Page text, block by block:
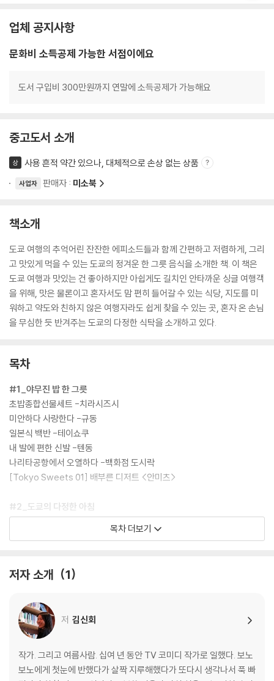
업체 공지사항
문화비 소득공제 가능한 서점이에요
도서 구입비 300만원까지 연말에 소득공제가 가능해요
중고도서 소개
상 사용 흔적 약간 있으나, 대체적으로 손상 없는 상품
사업자 판매자 : 미소북
책소개
도쿄 여행의 추억어린 잔잔한 에피소드들과 함께 간편하고 저렴하게, 그리
고 맛있게 먹을 수 있는 도쿄의 정겨운 한 그릇 음식을 소개한 책. 이 책은
도쿄 여행과 맛있는 건 좋아하지만 아쉽게도 길치인 안타까운 싱글 여행객
을 위해, 맛은 물론이고 혼자서도 맘 편히 들어갈 수 있는 식당, 지도를 미
워하고 약도와 친하지 않은 여행자라도 쉽게 찾을 수 있는 곳, 혼자 온 손님
을 무심한 듯 반겨주는 도쿄의 다정한 식탁을 소개하고 있다.
목차
#1_야무진 밥 한 그릇
초밥종합선물세트 -치라시즈시
미안하다 사랑한다 -규동
일본식 백반 -테이쇼쿠
내 발에 편한 신발 -텐동
나리타공항에서 오열하다 -백화점 도시락
[Tokyo Sweets 01] 배부른 디저트 <안미츠>
#2_도쿄의 다정한 아침
나만의 카페 뤼미에르를 찾아서 -다방 모닝세트
도심 정원에서 스프 한 그릇 -모닝스프
날카로운 첫인상의 추억 -오챠즈케
◎ 싱글의 소박한 도쿄나들이 <슈퍼마켓 장보기>
#3_산책하기 좋은 날
4월 이야기 -야끼소바
관광객과 생활인 사이 -고로케
목차 더보기
저자 소개 1
저 김신회
작가. 그리고 여름사람. 십여 년 동안 TV 코미디 작가로 일했다. 보노
보노에게 첫눈에 반했다가 살짝 지루해했다가 또다시 생각나서 푹 빠